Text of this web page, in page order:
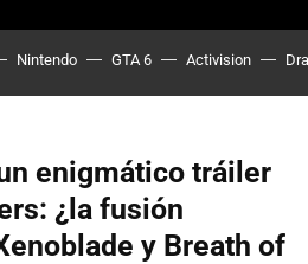
Nintendo GTA 6 Activision
enigmático tráiler
¿la fusión
y Breath of